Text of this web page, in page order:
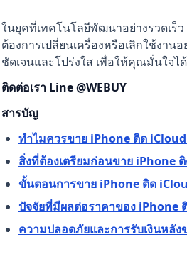
ในยุคที่เทคโนโลยีพัฒนาอย่างรวดเร็
ต้องการเปลี่ยนเครื่องหรือเลิกใช้งา
ชัดเจนและโปร่งใส เพื่อให้คุณมั่นใจ
ติดต่อเรา Line @WEBUY
สารบัญ
ทำไมควรขาย iPhone ติด
สิ่งที่ต้องเตรียมก่อนขาย iPhone
ขั้นตอนการขาย iPhone ติด
ปัจจัยที่มีผลต่อราคาของ iPhone
ความปลอดภัยและการรับเงินหลัง